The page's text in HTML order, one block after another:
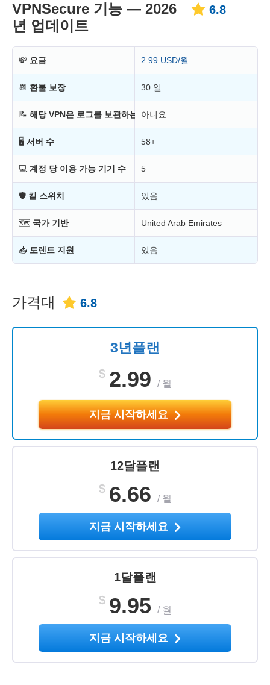
VPNSecure 기능 — 2026
년 업데이트
6.8
💸 요금 2.99 USD/월
📆 환불 보장 30 일
📝 해당 VPN은 로그를 보관하는가?아니요
🖥 서버 수 58+
💻 계정 당 이용 가능 기기 수 5
🛡 킬 스위치 있음
🗺 국가 기반 United Arab Emirates
📥 토렌트 지원 있음
가격대 6.8
3년플랜
$ 2.99 / 월
지금 시작하세요
12달플랜
$ 6.66 / 월
지금 시작하세요
1달플랜
$ 9.95 / 월
지금 시작하세요